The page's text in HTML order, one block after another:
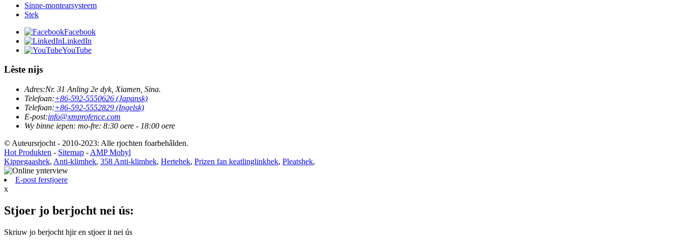
Sinne-montearsysteem
Stek
Facebook
LinkedIn
YouTube
Lêste nijs
Adres:Nr. 31 Anling 2e dyk, Xiamen, Sina.
Telefoan:+86-592-5550626 (Japansk)
Telefoan:+86-592-5552829 (Ingelsk)
E-post:info@xmprofence.com
Wy binne iepen: mo-fre: 8:30 oere - 18:00 oere
© Auteursrjocht - 2010-2023: Alle rjochten foarbehâlden.
Hot Produkten - Sitemap - AMP Mobyl
Kippegaashek, Anti-klimhek, 358 Anti-klimhek, Hertehek, Prizen fan keatlinglinkhek, Pleatshek,
E-post ferstjoere
x
Stjoer jo berjocht nei ús:
Skriuw jo berjocht hjir en stjoer it nei ús